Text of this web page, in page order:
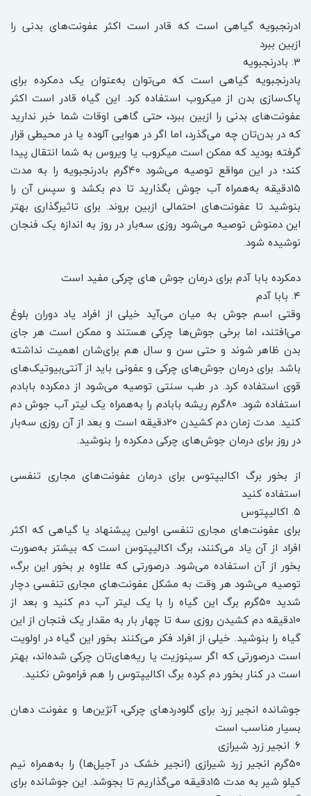
ادرنجبویه گیاهی است که قادر است اکثر عفونت‌های بدنی را
از‌بین ببرد
۳. بادرنجبویه
بادرنجبویه گیاهی است که می‌توان به‌عنوان یک دمکرده برای
پاک‌سازی بدن از میکروب استفاده کرد. این گیاه قادر است اکثر
عفونت‌های بدنی را از‌بین ببرد، حتی گاهی اوقات شما خبر ندارید
که در بدن‌تان چه می‌گذرد، اما اگر در هوایی آلوده یا در محیطی قرار
گرفته بودید که ممکن است میکروب یا ویروس به شما انتقال پیدا
کند؛ در این مواقع توصیه می‌شود ۴۰‌گرم بادرنجبویه را به مدت
۱۵‌دقیقه به‌همراه آب جوش بگذارید تا دم بکشد و سپس آن را
بنوشید تا عفونت‌های احتمالی از‌بین بروند. برای تاثیرگذاری بهتر
این دمنوش توصیه می‌شود روزی سه‌بار در روز به اندازه یک فنجان
نوشیده شود.
دمکرده بابا آدم برای درمان جوش های چرکی مفید است
۴. بابا آدم
وقتی اسم جوش به میان می‌آید خیلی از افراد یاد دوران بلوغ
می‌افتند، اما برخی جوش‌ها چرکی هستند و ممکن است هر جای
بدن ظاهر شوند و حتی سن و سال هم برای‌شان اهمیت نداشته
باشد. برای درمان جوش‌های چرکی و عفونی باید از آنتی‌بیوتیک‌های
قوی استفاده کرد. در طب سنتی توصیه می‌شود از دمکرده بابادم
استفاده شود. ۸۰‌گرم ریشه بابادم را به‌همراه یک لیتر آب جوش دم
کنید. مدت زمان دم کشیدن ۲۰‌دقیقه است و بعد از آن روزی سه‌بار
در روز ‌برای درمان جوش‌های چرکی دمکرده را بنوشید.
از بخور برگ اکالیپتوس برای درمان عفونت‌های مجاری تنفسی
استفاده کنید
۵. اکالیپتوس
برای عفونت‌های مجاری تنفسی اولین پیشنهاد یا گیاهی که اکثر
افراد از آن یاد می‌کنند، برگ اکالیپتوس است که بیشتر به‌صورت
بخور از آن استفاده می‌شود. درصورتی که علاوه بر بخور این برگ‌،
توصیه می‌شود هر وقت به مشکل عفونت‌های مجاری تنفسی دچار
شدید ۵۰گرم برگ این گیاه را با یک لیتر آب دم کنید و بعد از
۱۰‌دقیقه دم کشیدن روزی سه تا چهار بار به مقدار یک فنجان از این
گیاه را بنوشید. خیلی از افراد فکر می‌کنند بخور این گیاه در اولویت
است در‌صورتی که اگر سینوزیت یا ریه‌های‌تان چرکی شده‌اند، بهتر
است در کنار بخور دم کرده برگ اکالیپتوس را هم فراموش نکنید.
جوشانده انجیر زرد برای گلودردهای چرکی، آن‍‍ژین‌ها و عفونت دهان
بسیار مناسب است
۶. انجیر زرد شیرازی
۵۰‌گرم انجیر زرد شیرازی (‌انجیر خشک در آجیل‌‌ها) ‌را به‌همراه نیم
کیلو شیر به مدت ۱۵‌دقیقه می‌گذاریم تا بجوشد. این جوشانده برای